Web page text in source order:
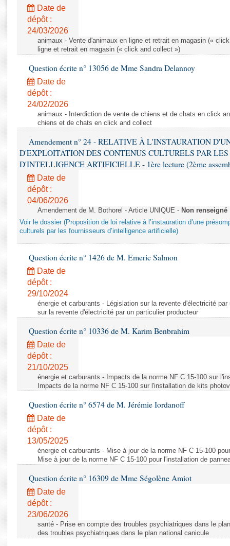
Rapports législatifs
Rapports sur l'application des lois
Baromètre de l’application des lois
Dossiers législatifs
Budget et sécurité sociale
Questions écrites et orales
Comptes rendus des débats
Date de
dépôt :
24/03/2026
animaux - Vente d'animaux en ligne et retrait en magasin («
ligne et retrait en magasin (« click and collect »)
Question écrite n° 13056 de Mme Sandra Delannoy
Date de
dépôt :
24/02/2026
animaux - Interdiction de vente de chiens et de chats en click
chiens et de chats en click and collect
Amendement n° 24 - RELATIVE À L'INSTAURATION
D'EXPLOITATION DES CONTENUS CULTURELS PAR LES
D'INTELLIGENCE ARTIFICIELLE - 1ère lecture (2ème
Date de
dépôt :
04/06/2026
Amendement de M. Bothorel - Article UNIQUE - Non renseigné
Voir le dossier (Proposition de loi relative à l’instauration d’une
culturels par les fournisseurs d’intelligence artificielle)
Question écrite n° 1426 de M. Emeric Salmon
Date de
dépôt :
29/10/2024
énergie et carburants - Législation sur la revente d'électricité
sur la revente d'électricité par un particulier producteur
Question écrite n° 10336 de M. Karim Benbrahim
Date de
dépôt :
21/10/2025
énergie et carburants - Impacts de la norme NF C 15-100 sur
Impacts de la norme NF C 15-100 sur l'installation de kits
Question écrite n° 6574 de M. Jérémie Iordanoff
Date de
dépôt :
13/05/2025
énergie et carburants - Mise à jour de la norme NF C 15-100
Mise à jour de la norme NF C 15-100 pour l'installation de
Question écrite n° 16309 de Mme Ségolène Amiot
Date de
dépôt :
23/06/2026
santé - Prise en compte des troubles psychiatriques dans le
des troubles psychiatriques dans le plan national canicule